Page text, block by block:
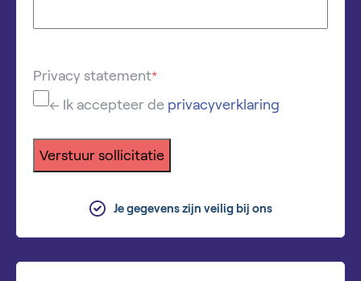
Privacy statement*
← Ik accepteer de privacyverklaring
Verstuur sollicitatie
Je gegevens zijn veilig bij ons